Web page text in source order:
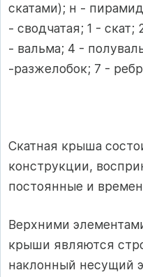
скатами); н -
- сводчатая; 1 -
- вальма; 4 -
-разжелобок; 7 -
Скатная крыша
конструкции,
постоянные и
Верхними
крыши являются
наклонный несущий